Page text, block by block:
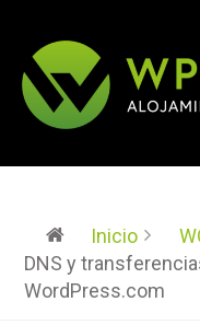
Inicio
DNS y
WordPress.com